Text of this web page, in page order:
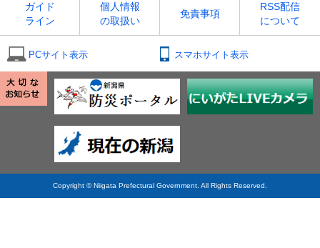
ガイド
ライン
個人情報
の取扱い
免責事項
RSS配信
について
PCサイト表示 スマホサイト表示
Copyright © Niigata Prefectural Government. All Rights Reserved.